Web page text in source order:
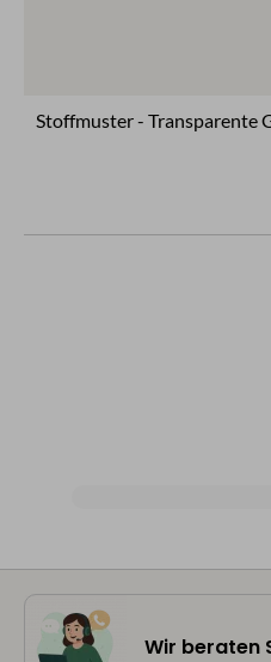
Stoffmuster - Transparente
Wir beraten